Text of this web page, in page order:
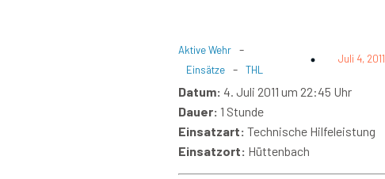
Aktive Wehr -
Einsätze - THL
Juli 4, 2011
Datum: 4. Juli 2011 um 22:45 Uhr
Dauer: 1 Stunde
Einsatzart: Technische Hilfeleistung
Einsatzort: Hüttenbach